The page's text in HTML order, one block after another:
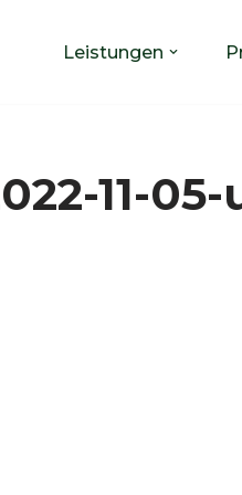
Leistungen
11-05-